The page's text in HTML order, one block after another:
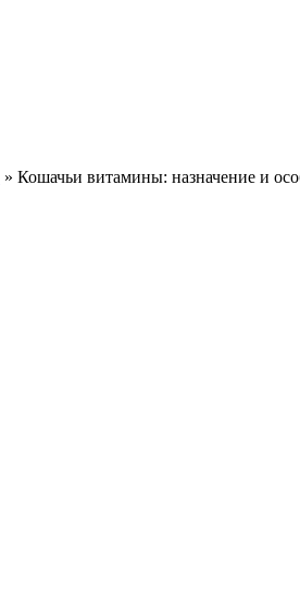
» Кошачьи витамины: назначение и